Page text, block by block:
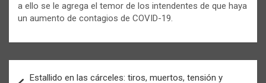
a ello se le agrega el temor de los intendentes de que haya
un aumento de contagios de COVID-19.
Estallido en las cárceles: tiros, muertos, tensión y